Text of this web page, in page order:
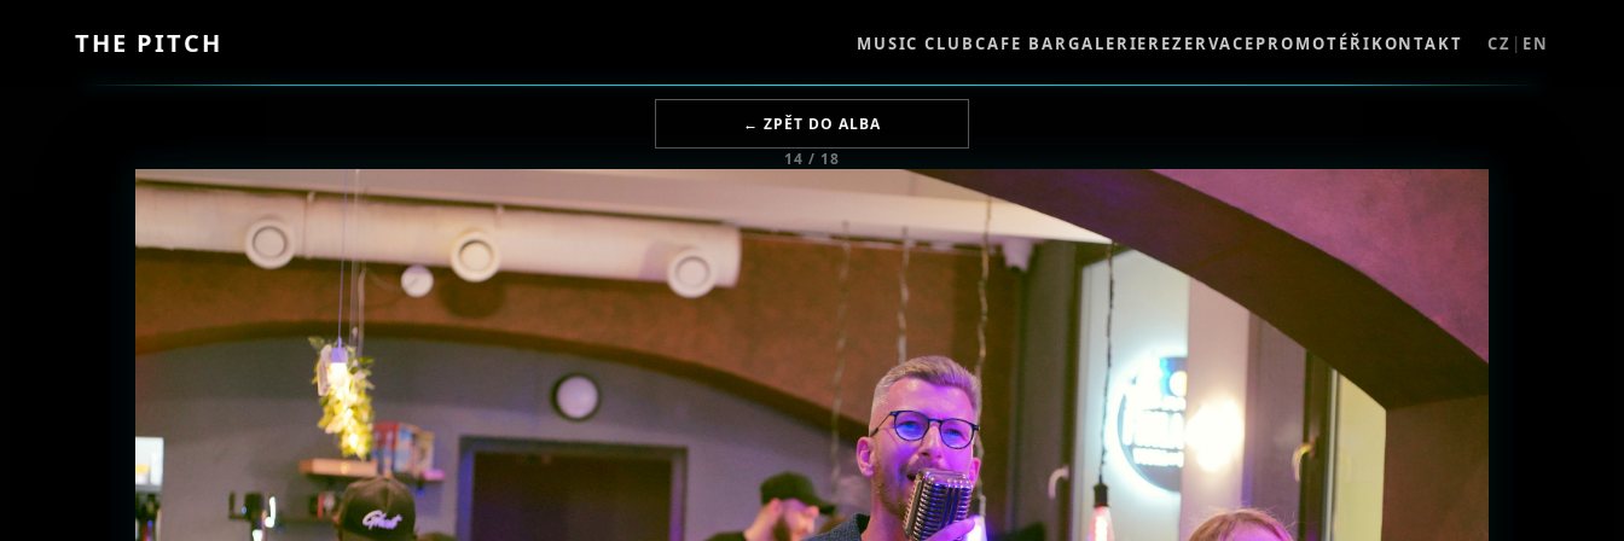
THE PITCH MUSIC CLUBCAFE BARGALERIEREZERVACEPROMOTÉŘIKONTAKT CZ | EN
← ZPĚT DO ALBA
14 / 18